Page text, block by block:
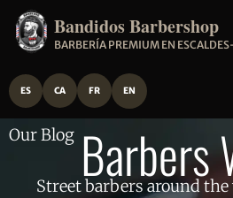
Bandidos Barbershop
BARBERÍA PREMIUM EN
ES CA FR EN
Our Blog Barbers
Street barbers around